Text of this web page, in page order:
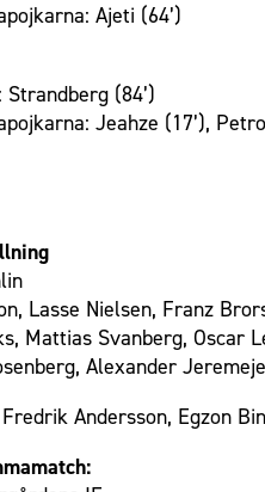
Ajeti (64’)
(84’)
Jeahze (17’),
Lasse Nielsen, Franz
Mattias Svanberg, Oscar
Alexander
Andersson, Egzon